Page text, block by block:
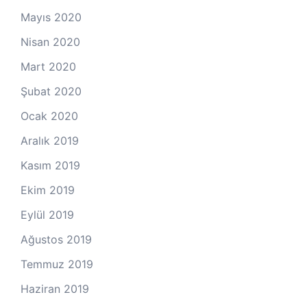
Mayıs 2020
Nisan 2020
Mart 2020
Şubat 2020
Ocak 2020
Aralık 2019
Kasım 2019
Ekim 2019
Eylül 2019
Ağustos 2019
Temmuz 2019
Haziran 2019